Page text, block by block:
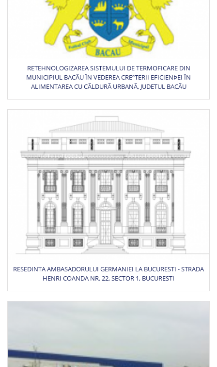
RETEHNOLOGIZAREA SISTEMULUI DE TERMOFICARE DIN
MUNICIPIUL BACÃU ÎN VEDEREA CREºTERII EFICIENÞEI ÎN
ALIMENTAREA CU CÃLDURÃ URBANÃ, JUDETUL BACÃU
RESEDINTA AMBASADORULUI GERMANIEI LA BUCURESTI - STRADA
HENRI COANDA NR. 22, SECTOR 1, BUCURESTI